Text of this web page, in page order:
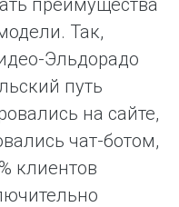
преимущества
Так,
Эльдорадо
путь
на сайте,
чат-ботом,
клиентов